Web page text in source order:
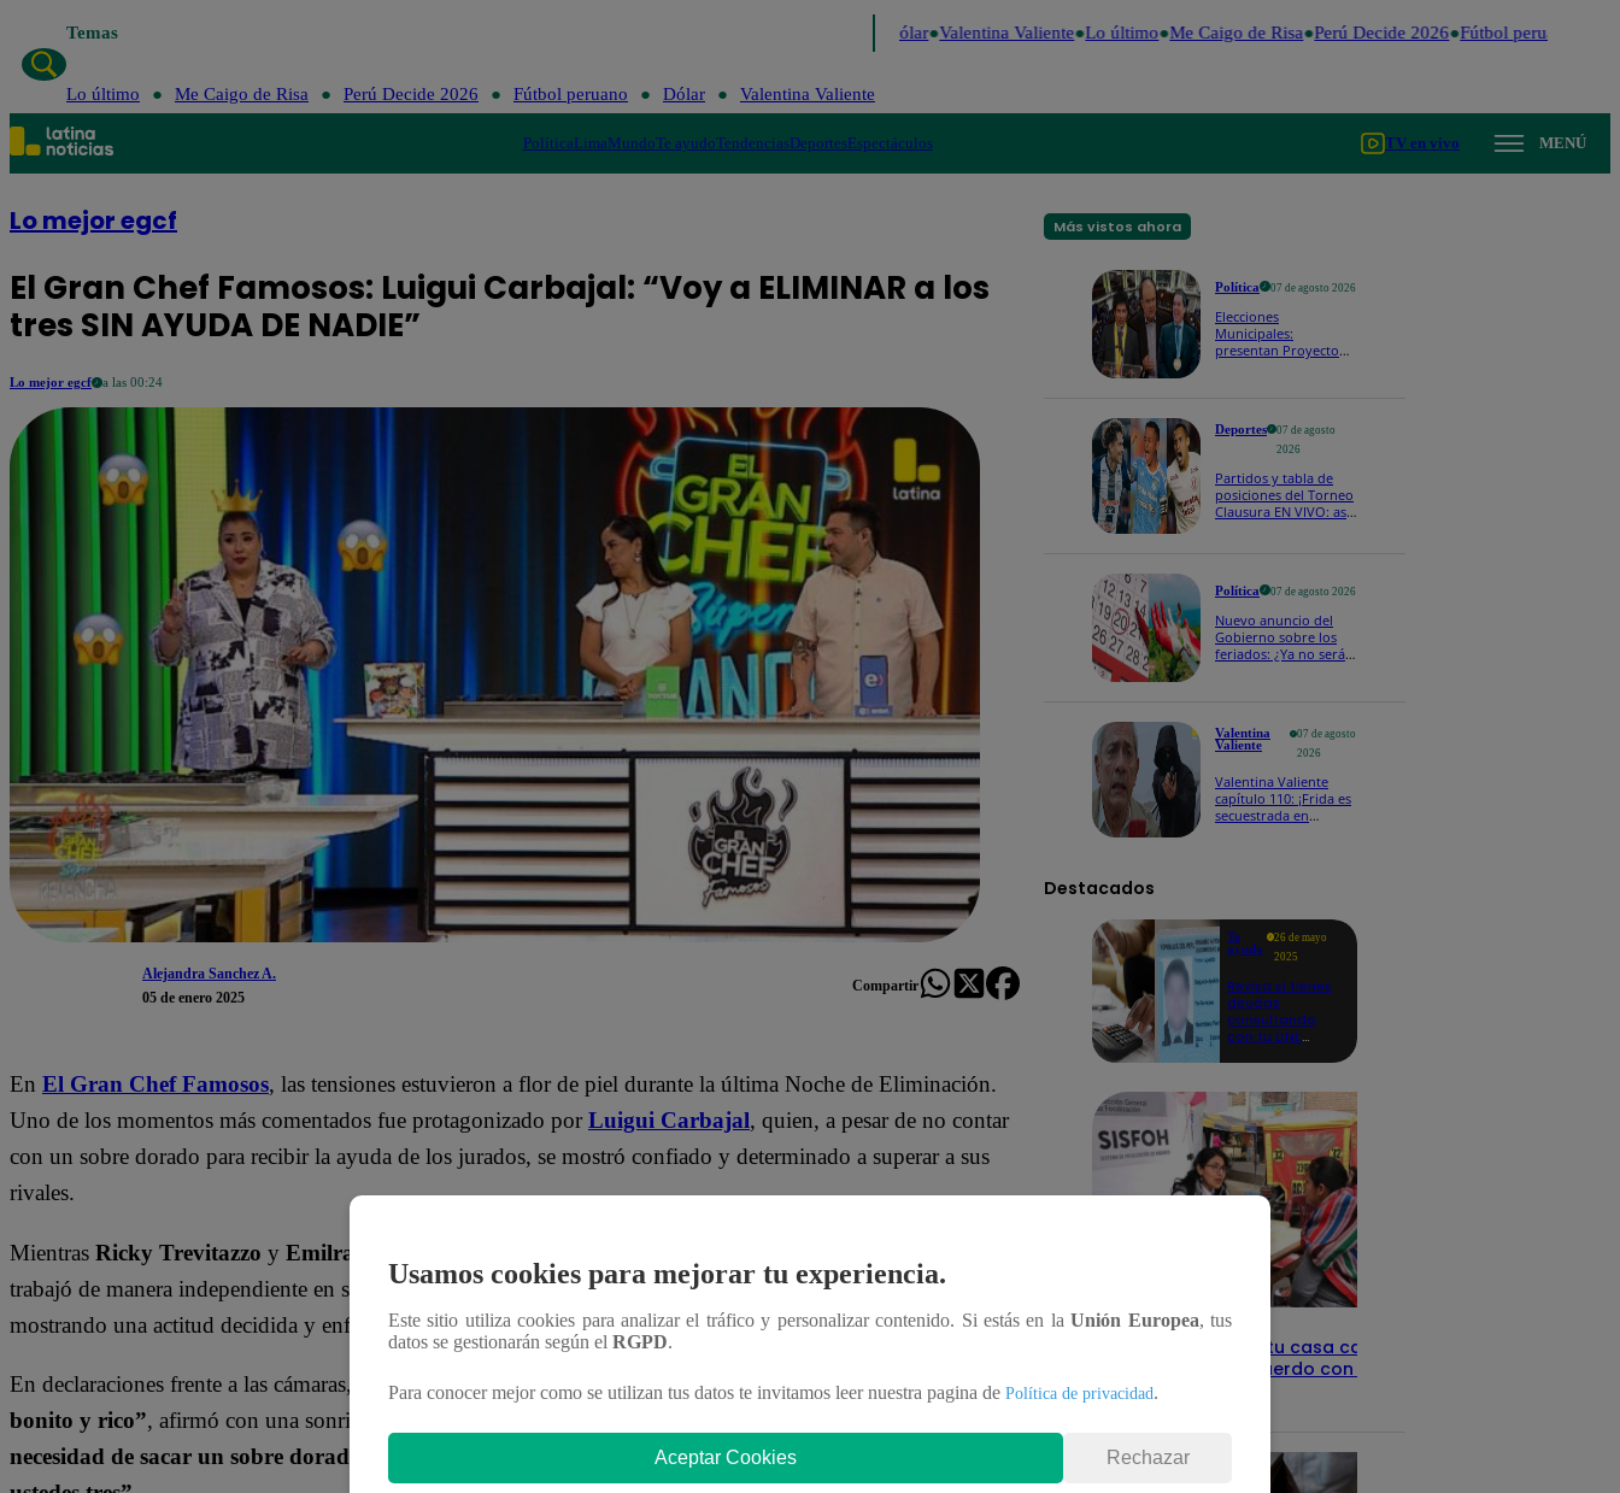
Temas Dólar Valentina Valiente Lo último Me Caigo de Risa Perú Decide 2026 Fútbol peruano
Lo último Me Caigo de Risa Perú Decide 2026 Fútbol peruano Dólar Valentina Valiente
PolíticaLimaMundoTe ayudoTendenciasDeportesEspectáculos TV en vivo MENÚ
Lo mejor egcf
El Gran Chef Famosos: Luigui Carbajal: “Voy a ELIMINAR a los
tres SIN AYUDA DE NADIE”
Lo mejor egcf a las 00:24
Alejandra Sanchez A.
05 de enero 2025
Compartir
En El Gran Chef Famosos, las tensiones estuvieron a flor de piel durante la última Noche de Eliminación.
Uno de los momentos más comentados fue protagonizado por Luigui Carbajal, quien, a pesar de no contar
con un sobre dorado para recibir la ayuda de los jurados, se mostró confiado y determinado a superar a sus
rivales.
Mientras Ricky Trevitazzo y Emilram Cossío
trabajó de manera independiente en su plato final. Sorprendió a todos al ser uno de los primeros en terminar,
mostrando una actitud decidida y enfocada.
En declaraciones frente a las cámaras, Luigui expresó con seguridad:“Dentro de todo, salió perfecto, salió
bonito y rico”, afirmó con una sonrisa de satisfacción. Luego, con un tono desafiante, agregó:
necesidad de sacar un sobre dorado o tener beneficios, ahora van a ver, yo solo los voy a eliminar a
Más vistos ahora
Política 07 de agosto 2026
Elecciones
Municipales:
presentan Proyecto
Deportes
07 de agosto
2026
Partidos y tabla de
posiciones del Torneo
Clausura EN VIVO: así
Política 07 de agosto 2026
Nuevo anuncio del
Gobierno sobre los
feriados: ¿Ya no serán
Valentina
Valiente
07 de agosto
2026
Valentina Valiente
capítulo 110: ¡Frida es
secuestrada en
Destacados
Te
ayudo
26 de mayo
2025
Revisa si tienes
deudas
consultando
con tu DNI:
Revisa con tu DNI si tu casa califica
como pobre, de acuerdo con el Sisfoh
Usamos cookies para mejorar tu experiencia.
Este sitio utiliza cookies para analizar el tráfico y personalizar contenido. Si estás en laUnión Europea, tus
datos se gestionarán según el RGPD.
Para conocer mejor como se utilizan tus datos te invitamos leer nuestra pagina de Política de privacidad.
Aceptar Cookies Rechazar